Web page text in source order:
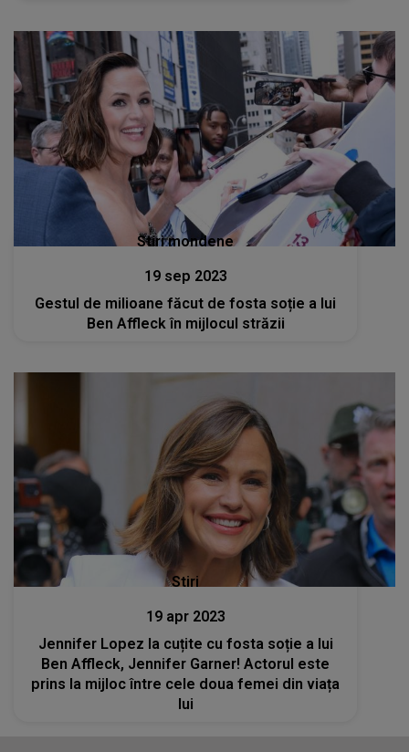
Stiri mondene
19 sep 2023
Gestul de milioane făcut de fosta soție a lui
Ben Affleck în mijlocul străzii
Stiri
19 apr 2023
Jennifer Lopez la cuțite cu fosta soție a lui
Ben Affleck, Jennifer Garner! Actorul este
prins la mijloc între cele doua femei din viața
lui